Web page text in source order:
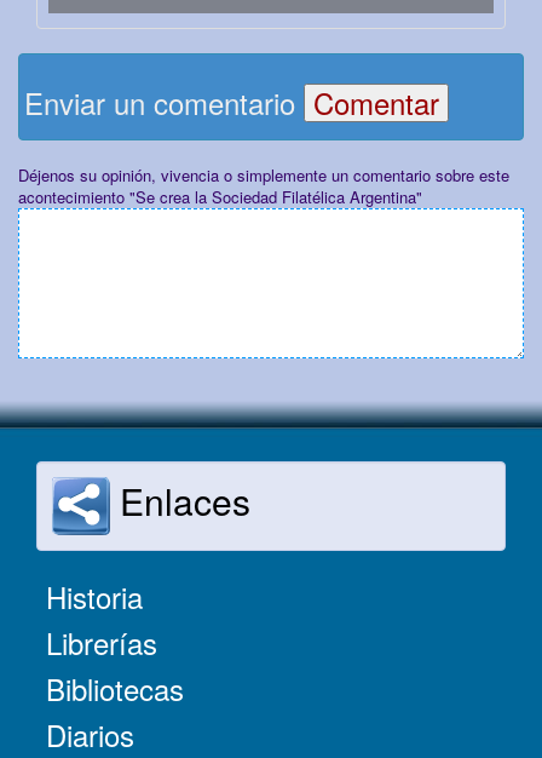
Enviar un comentario
Déjenos su opinión, vivencia o simplemente un comentario sobre este
acontecimiento "Se crea la Sociedad Filatélica Argentina"
Enlaces
Historia
Librerías
Bibliotecas
Diarios